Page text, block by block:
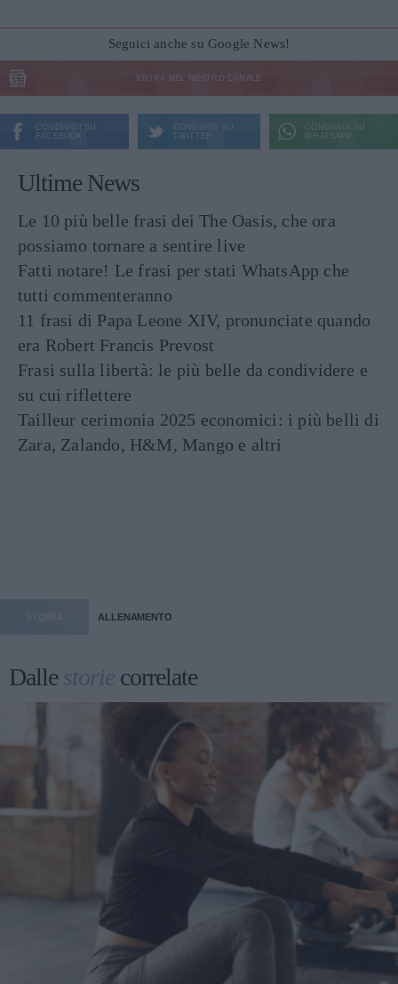
Seguici anche su Google News!
ENTRA NEL NOSTRO CANALE
CONDIVIDI SU
FACEBOOK
CONDIVIDI SU
TWITTER
CONDIVIDI SU
WHATSAPP
Ultime News
Le 10 più belle frasi dei The Oasis, che ora
possiamo tornare a sentire live
Fatti notare! Le frasi per stati WhatsApp che
tutti commenteranno
11 frasi di Papa Leone XIV, pronunciate quando
era Robert Francis Prevost
Frasi sulla libertà: le più belle da condividere e
su cui riflettere
Tailleur cerimonia 2025 economici: i più belli di
Zara, Zalando, H&M, Mango e altri
ALLENAMENTO
Dallestorie correlate